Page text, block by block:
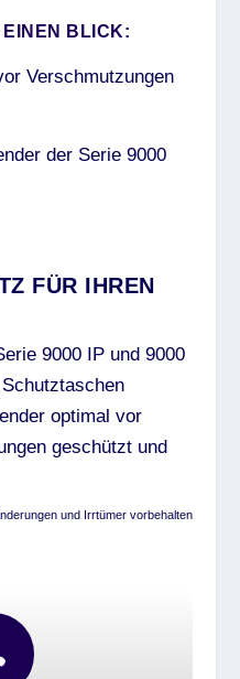
EINEN BLICK:
Verschmutzungen
der Serie 9000
FÜR IHREN
9000 IP und 9000
optimal vor
geschützt und
und Irrtümer vorbehalten